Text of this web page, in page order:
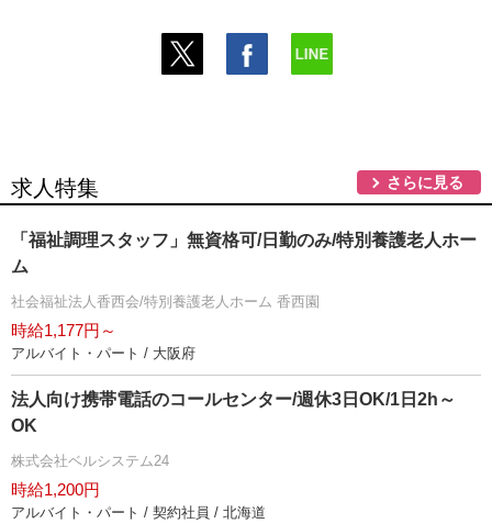
求人特集 さらに見る
「福祉調理スタッフ」無資格可/日勤のみ/特別養護老人ホー
ム
社会福祉法人香西会/特別養護老人ホーム 香西園
時給1,177円～
アルバイト・パート / 大阪府
法人向け携帯電話のコールセンター/週休3日OK/1日2h～
OK
株式会社ベルシステム24
時給1,200円
アルバイト・パート / 契約社員 / 北海道